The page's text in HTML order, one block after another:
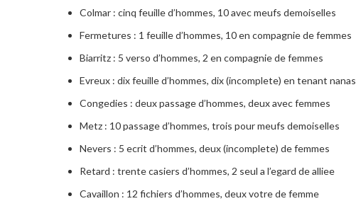
Colmar : cinq feuille d’hommes, 10 avec meufs demoiselles
Fermetures : 1 feuille d’hommes, 10 en compagnie de femmes
Biarritz : 5 verso d’hommes, 2 en compagnie de femmes
Evreux : dix feuille d’hommes, dix (incomplete) en tenant nanas
Congedies : deux passage d’hommes, deux avec femmes
Metz : 10 passage d’hommes, trois pour meufs demoiselles
Nevers : 5 ecrit d’hommes, deux (incomplete) de femmes
Retard : trente casiers d’hommes, 2 seul a l’egard de alliee
Cavaillon : 12 fichiers d’hommes, deux votre de femme